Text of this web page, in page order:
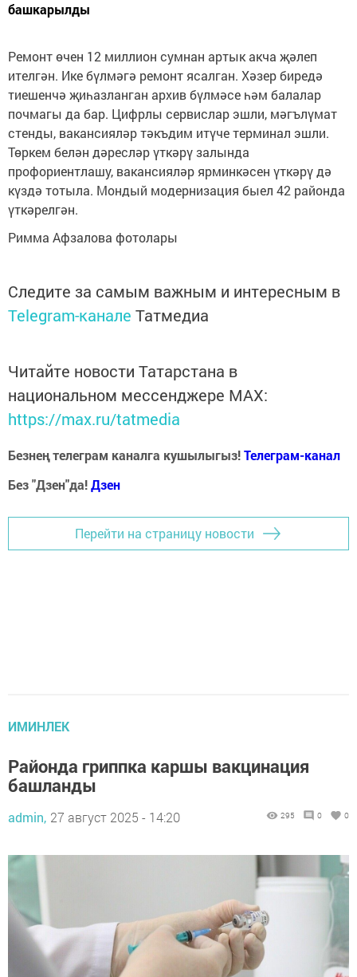
башкарылды
Ремонт өчен 12 миллион сумнан артык акча җәлеп
ителгән. Ике бүлмәгә ремонт ясалган. Хәзер биредә
тиешенчә җиһазланган архив бүлмәсе һәм балалар
почмагы да бар. Цифрлы сервислар эшли, мәгълүмат
стенды, вакансияләр тәкъдим итүче терминал эшли.
Төркем белән дәресләр үткәрү залында
профориентлашу, вакансияләр ярминкәсен үткәрү дә
күздә тотыла. Мондый модернизация быел 42 районда
үткәрелгән.
Римма Афзалова фотолары
Следите за самым важным и интересным в
Telegram-канале Татмедиа
Читайте новости Татарстана в
национальном мессенджере MАХ:
https://max.ru/tatmedia
Безнең телеграм каналга кушылыгыз!Телеграм-канал
Без "Дзен"да!Дзен
Перейти на страницу новости
ИМИНЛЕК
Районда гриппка каршы вакцинация
башланды
admin, 27 август 2025 - 14:20 295 0 0